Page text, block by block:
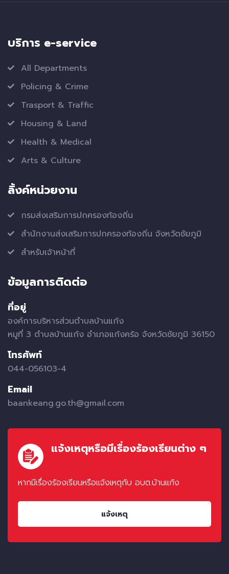
บริการ e-service
All Departments
Policing & Crime
Trasport & Traffic
Housing & Land
Health & Medical
Arts & Culture
ลิ้งค์หน่วยงาน
กรมส่งเสริมการปกครองท้องถิ่น
สำนักงานส่งเสริมการปกครองท้องถิ่น จังหวัดชัยภูมิ
สำหรับเจ้าหน้าที่
ข้อมูลการติดต่อ
ที่อยู่
องค์การบริหารส่วนตำบลบ้านแก้ง
หมูที่ 3 ตำบลบ้านแก้ง อำเภอแก้งคร้อ จังหวัดชัยภูมิ 36150
โทรศัพท์
044-056103-4
Email
baankeang.go.th@gmail.com
แจ้งเหตุหรือมีเรื่องร้องเรียนต่าง ๆ
หากมีเรื่องร้องเรียนหรือแจ้งเหตุกับ อบต.บ้านแก้ง
แจ้งเหตุ